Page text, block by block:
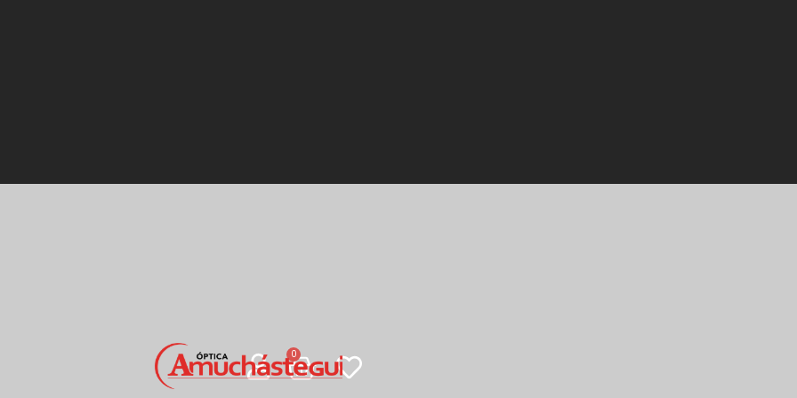
0
Carrito